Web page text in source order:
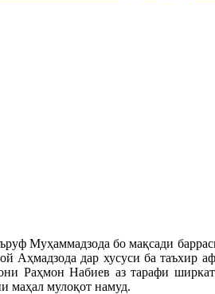
Муҳаммадзода бо мақсади
Аҳмадзода дар хусуси ба таъхир
Раҳмон Набиев аз тарафи
маҳал мулоқот намуд.